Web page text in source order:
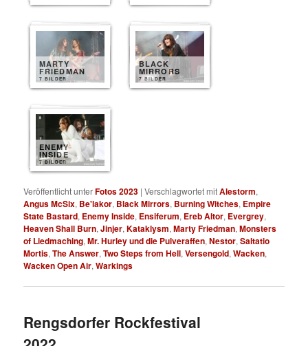
MARTY
FRIEDMAN
7 BILDER
BLACK
MIRRORS
7 BILDER
ENEMY
INSIDE
7 BILDER
Veröffentlicht unterFotos 2023 |Verschlagwortet mitAlestorm,
Angus McSix, Be'lakor, Black Mirrors, Burning Witches, Empire
State Bastard, Enemy Inside, Ensiferum, Ereb Altor, Evergrey,
Heaven Shall Burn,Jinjer,Kataklysm,Marty Friedman,Monsters
of Liedmaching,Mr. Hurley und die Pulveraffen,Nestor,Saltatio
Mortis,The Answer,Two Steps from Hell,Versengold,Wacken,
Wacken Open Air,Warkings
Rengsdorfer Rockfestival